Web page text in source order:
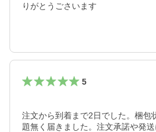
りがとうごさいます
5
注文から到着まで2日でした。梱包
題無く届きました。注文承諾や発